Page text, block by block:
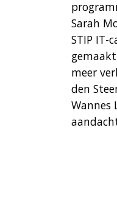
Sarah
STIP IT-
meer
den
Wannes